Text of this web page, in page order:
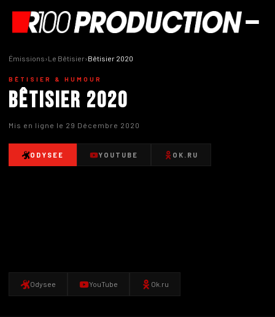
Émissions›Le Bêtisier›Bêtisier 2020
BÊTISIER & HUMOUR
Bêtisier 2020
Mis en ligne le 29 Décembre 2020
ODYSEE YOUTUBE OK.RU
Odysee YouTube Ok.ru